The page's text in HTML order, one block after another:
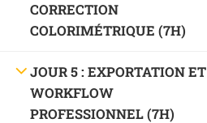
CORRECTION
COLORIMÉTRIQUE (7H)
JOUR 5 : EXPORTATION ET
WORKFLOW
PROFESSIONNEL (7H)
Mentions légales
(RGPD).